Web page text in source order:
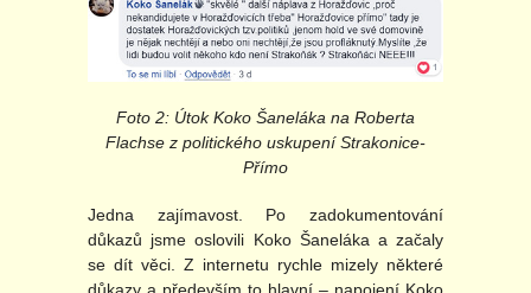
Foto 2: Útok Koko Šaneláka na Roberta
Flachse z politického uskupení Strakonice-
Přímo
Jedna zajímavost. Po zadokumentování
důkazů jsme oslovili Koko Šaneláka a začaly
se dít věci. Z internetu rychle mizely některé
důkazy a především to hlavní – napojení Koko